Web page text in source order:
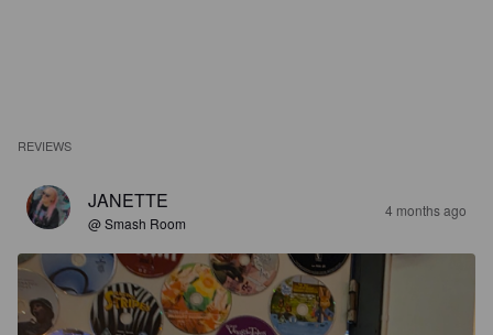
REVIEWS
JANETTE
@ Smash Room
4 months ago